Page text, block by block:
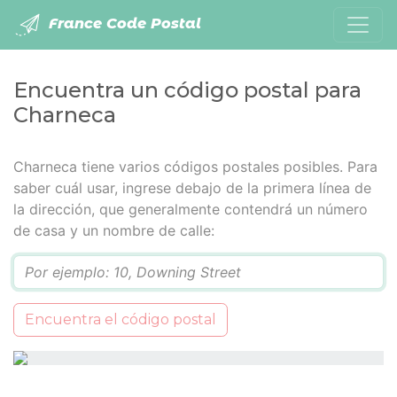
France Code Postal
Encuentra un código postal para
Charneca
Charneca tiene varios códigos postales posibles. Para
saber cuál usar, ingrese debajo de la primera línea de
la dirección, que generalmente contendrá un número
de casa y un nombre de calle:
Encuentra el código postal